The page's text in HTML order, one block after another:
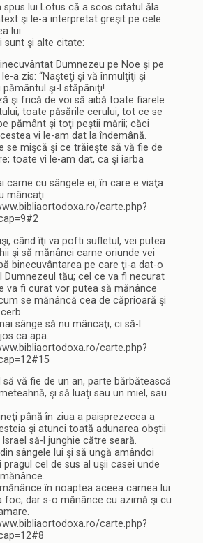
spus lui Lotus că a scos citatul ăla
şi le-a interpretat greşit pe cele
lui.
sunt şi alte citate:
Dumnezeu pe Noe şi pe
a zis: “Naşteţi şi vă înmulţiţi şi
pământul şi-l stăpâniţi!
şi frică de voi să aibă toate fiarele
toate păsările cerului, tot ce se
pământ şi toţi peştii mării; căci
vi le-am dat la îndemână.
se mişcă şi ce trăieşte să vă fie de
toate vi le-am dat, ca şi iarba
carne cu sângele ei, în care e viaţa
mâncaţi.
carte.php?
când îţi va pofti sufletul, vei putea
şi să mănânci carne oriunde vei
binecuvântarea pe care ţi-a dat-o
Dumnezeul tău; cel ce va fi necurat
va fi curat vor putea să mănânce
se mănâncă cea de căprioară şi
sânge să nu mâncaţi, ci să-l
ca apa.
carte.php?
să vă fie de un an, parte bărbătească
şi să luaţi sau un miel, sau
până în ziua a paisprezecea a
şi atunci toată adunarea obştii
să-l junghie către seară.
sângele lui şi să ungă amândoi
pragul cel de sus al uşii casei unde
în noaptea aceea carnea lui
foc; dar s-o mănânce cu azimă şi cu
carte.php?